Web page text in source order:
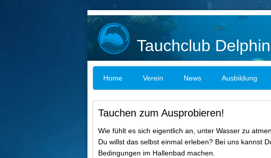
Tauchclub
Home Verein News Ausbildung
Tauchen zum Ausprobieren!
Wie fühlt es sich eigentlich an, unter Wasser zu
Du willst das selbst einmal erleben? Bei uns kannst
Bedingungen im Hallenbad machen.